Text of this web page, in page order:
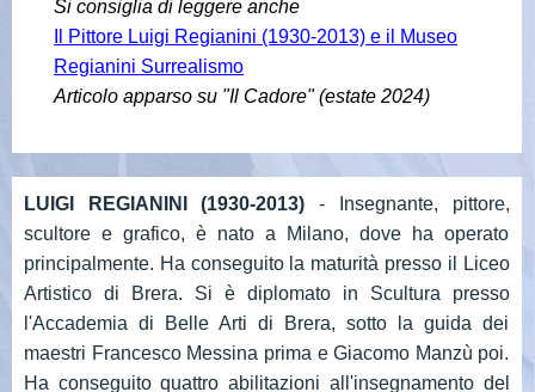
Si consiglia di leggere anche
Il Pittore Luigi Regianini (1930-2013) e il Museo
Regianini Surrealismo
Articolo apparso su "Il Cadore" (estate 2024)
LUIGI REGIANINI (1930-2013)
- Insegnante, pittore,
scultore e grafico, è nato a Milano, dove ha operato
principalmente. Ha conseguito la maturità presso il Liceo
Artistico di Brera. Si è diplomato in Scultura presso
l'Accademia di Belle Arti di Brera, sotto la guida dei
maestri Francesco Messina prima e Giacomo Manzù poi.
Ha conseguito quattro abilitazioni all'insegnamento del